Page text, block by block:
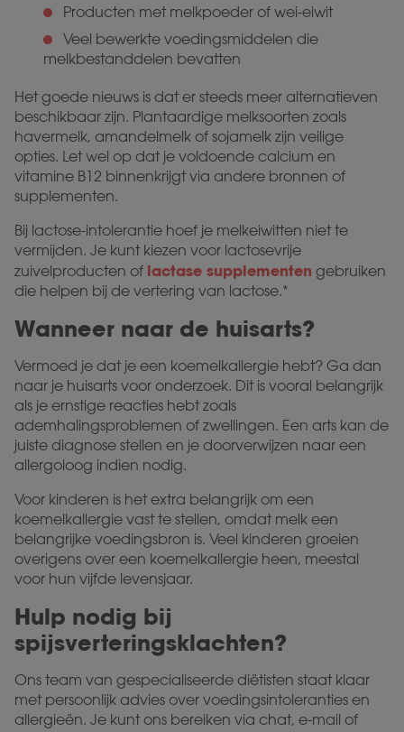
Producten met melkpoeder of wei-eiwit
Veel bewerkte voedingsmiddelen die
melkbestanddelen bevatten
Het goede nieuws is dat er steeds meer alternatieven
beschikbaar zijn. Plantaardige melksoorten zoals
havermelk, amandelmelk of sojamelk zijn veilige
opties. Let wel op dat je voldoende calcium en
vitamine B12 binnenkrijgt via andere bronnen of
supplementen.
Bij lactose-intolerantie hoef je melkeiwitten niet te
vermijden. Je kunt kiezen voor lactosevrije
zuivelproducten of lactase supplementen gebruiken
die helpen bij de vertering van lactose.*
Wanneer naar de huisarts?
Vermoed je dat je een koemelkallergie hebt? Ga dan
naar je huisarts voor onderzoek. Dit is vooral belangrijk
als je ernstige reacties hebt zoals
ademhalingsproblemen of zwellingen. Een arts kan de
juiste diagnose stellen en je doorverwijzen naar een
allergoloog indien nodig.
Voor kinderen is het extra belangrijk om een
koemelkallergie vast te stellen, omdat melk een
belangrijke voedingsbron is. Veel kinderen groeien
overigens over een koemelkallergie heen, meestal
voor hun vijfde levensjaar.
Hulp nodig bij
spijsverteringsklachten?
Ons team van gespecialiseerde diëtisten staat klaar
met persoonlijk advies over voedingsintoleranties en
allergieën. Je kunt ons bereiken via chat, e-mail of